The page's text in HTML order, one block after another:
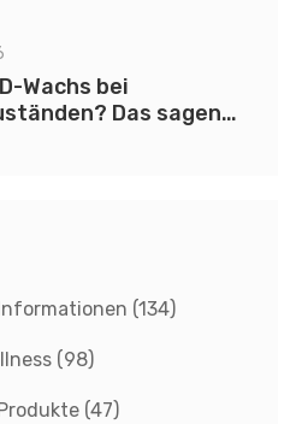
Wachs bei
Das sagen
(134)
(98)
(47)